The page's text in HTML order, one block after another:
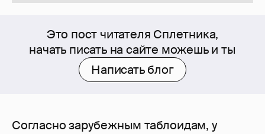
Это пост читателя Сплетника,
начать писать на сайте можешь и ты
Написать блог
Согласно зарубежным таблоидам, у